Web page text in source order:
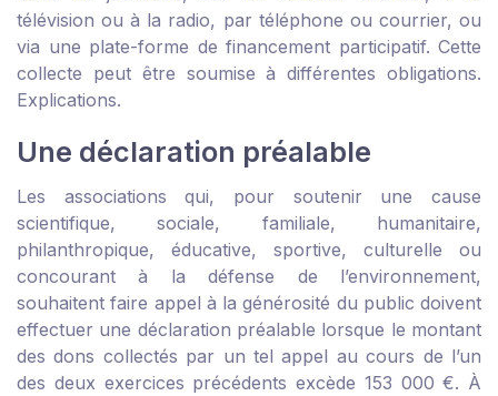
télévision ou à la radio, par téléphone ou courrier, ou
via une plate-forme de financement participatif. Cette
collecte peut être soumise à différentes obligations.
Explications.
Une déclaration préalable
Les associations qui, pour soutenir une cause
scientifique, sociale, familiale, humanitaire,
philanthropique, éducative, sportive, culturelle ou
concourant à la défense de l’environnement,
souhaitent faire appel à la générosité du public doivent
effectuer une déclaration préalable lorsque le montant
des dons collectés par un tel appel au cours de l’un
des deux exercices précédents excède 153 000 €. À